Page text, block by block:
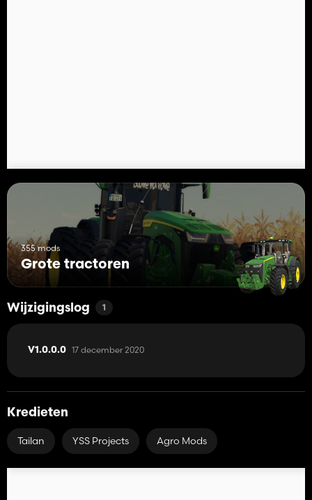
355 mods
Grote tractoren
Wijzigingslog 1
V1.0.0.0 17 december 2020
Kredieten
Tailan YSS Projects Agro Mods